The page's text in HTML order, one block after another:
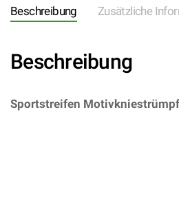
Beschreibung Zusätzliche
Beschreibung
Sportstreifen